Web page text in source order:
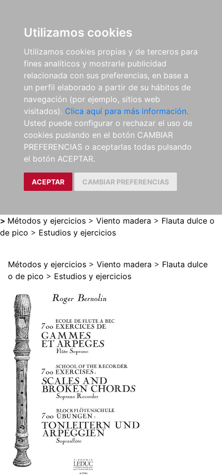
Utilizamos cookies
Utilizamos cookies propias y de terceros para
fines analíticos y mostrarle publicidad
relacionada con sus preferencias, en base a
un perfil elaborado a partir de su hábitos de
navegación (por ejemplo, sitios web
visitados). Clica aquí para más información.
Usted puede configurar o rechazar el uso de
cookies puslando en el botón CAMBIAR
PREFERENCIAS o aceptarlas todas pulsando
el botón ACEPTAR.
ACEPTAR CAMBIAR PREFERENCIAS
> Métodos y ejercicios > Viento madera > Flauta dulce o
de pico > Estudios y ejercicios
Métodos y ejercicios > Viento madera > Flauta dulce
o de pico > Estudios y ejercicios